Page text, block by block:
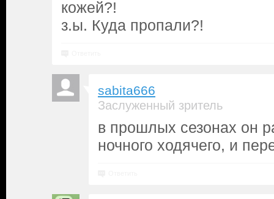
кожей?!
з.ы. Куда пропали?!
sabita666
Заслуженный зритель
в прошлых сезонах он
ночного ходячего, и